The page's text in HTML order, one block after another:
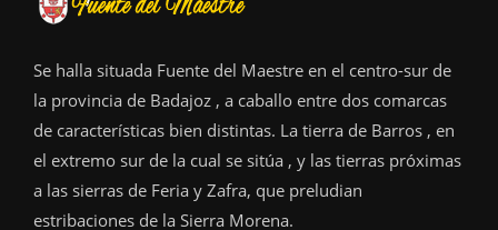
Se halla situada Fuente del Maestre en el centro-sur de
la provincia de Badajoz , a caballo entre dos comarcas
de características bien distintas. La tierra de Barros , en
el extremo sur de la cual se sitúa , y las tierras próximas
a las sierras de Feria y Zafra, que preludian
estribaciones de la Sierra Morena.